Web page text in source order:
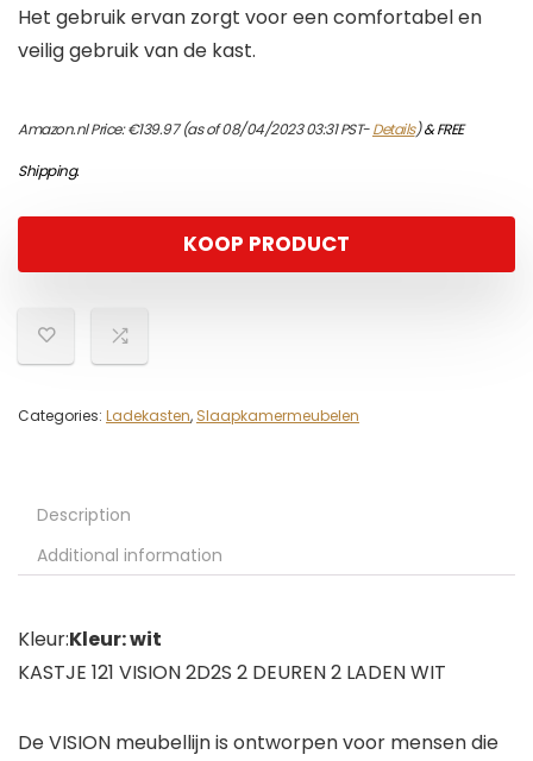
Het gebruik ervan zorgt voor een comfortabel en
veilig gebruik van de kast.
Amazon.nl Price:€139.97(as of 08/04/2023 03:31 PST-Details)&FREE
Shipping.
KOOP PRODUCT
Categories: Ladekasten, Slaapkamermeubelen
Description
Additional information
Kleur:Kleur: wit
KASTJE 121 VISION 2D2S 2 DEUREN 2 LADEN WIT
De VISION meubellijn is ontworpen voor mensen die